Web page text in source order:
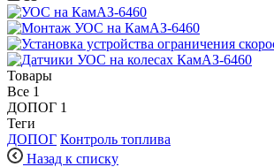
Товары
Все 1
ДОПОГ 1
Теги
ДОПОГ Контроль топлива
Назад к списку